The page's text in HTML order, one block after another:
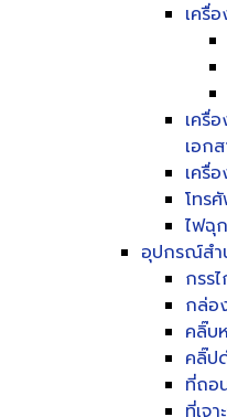
เครื่
เครื่
เอก
เครื่
โทร
ไฟฉุ
อุปกรณ์สำ
กรร
กล่อ
คลิ๊บ
คลิ๊ป
ที่ถอ
ที่เจ